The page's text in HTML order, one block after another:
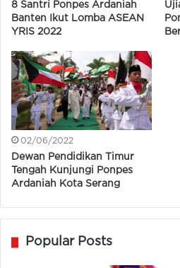
8 Santri Ponpes Ardaniah
Banten Ikut Lomba ASEAN
YRIS 2022
02/06/2022
Dewan Pendidikan Timur
Tengah Kunjungi Ponpes
Ardaniah Kota Serang
Popular Posts